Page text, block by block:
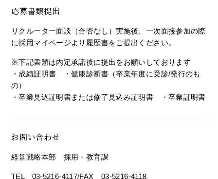
応募書類提出
リクルーター面談（合否なし）実施後、一次面接参加の際
に採用マイページより履歴書をご提出ください。
※下記書類は内定承諾後に提出をお願いしております
・成績証明書 ・健康診断書（卒業年度に受診/発行のも
の）
・卒業見込証明書または修了見込み証明書 ・卒業証明書
お問い合わせ
経営戦略本部 採用・教育課
TEL 03-5216-4117/FAX 03-5216-4118